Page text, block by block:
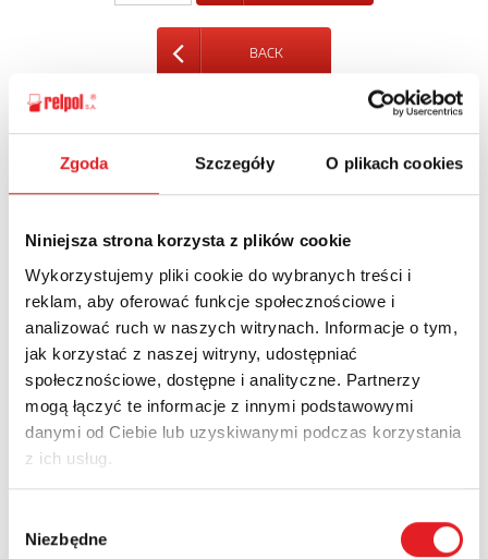
Zgoda Szczegóły O plikach cookies
Niniejsza strona korzysta z plików cookie
Wykorzystujemy pliki cookie do wybranych treści i
reklam, aby oferować funkcje społecznościowe i
analizować ruch w naszych witrynach. Informacje o tym,
jak korzystać z naszej witryny, udostępniać
społecznościowe, dostępne i analityczne. Partnerzy
mogą łączyć te informacje z innymi podstawowymi
danymi od Ciebie lub uzyskiwanymi podczas korzystania
z ich usług.
zgody
Niezbędne
BACK
Name: *
Email: *
Company:
Phone: